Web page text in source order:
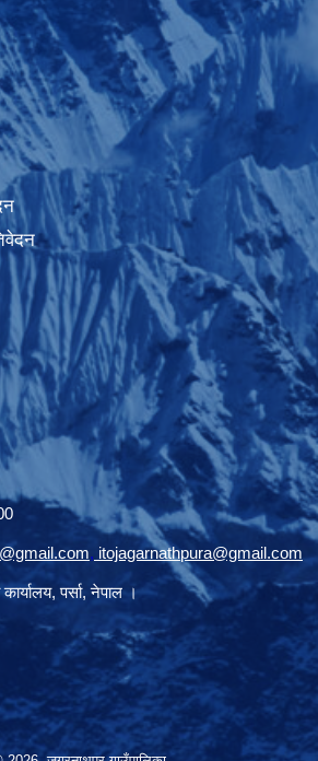
, itojagarnathpura@gmail.com
पर्सा, नेपाल ।